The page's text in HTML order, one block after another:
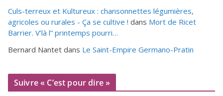
Culs-terreux et Kultureux : chansonnettes légumières,
agricoles ou rurales - Ça se cultive ! dans Mort de Ricet
Barrier. V’là l” printemps pourri…
Bernard Nantet dans Le Saint-Empire Germano-Pratin
Suivre « C’est pour dire »